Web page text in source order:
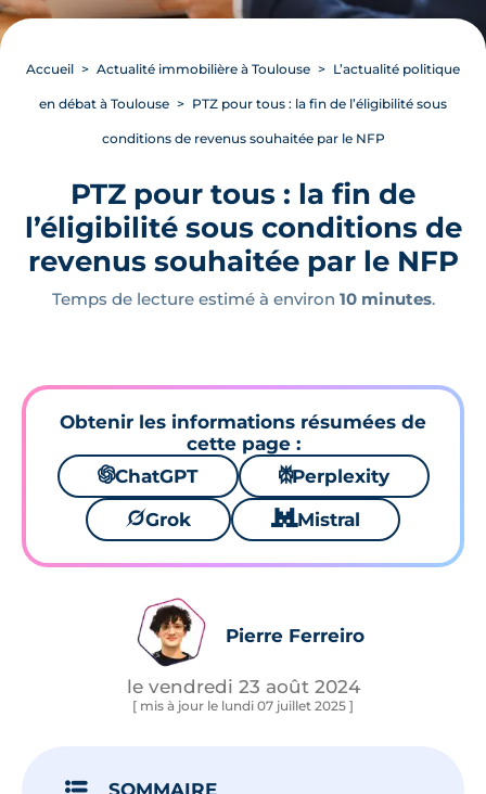
Accueil Actualité immobilière à Toulouse L’actualité politique
en débat à Toulouse PTZ pour tous : la fin de l’éligibilité sous
conditions de revenus souhaitée par le NFP
PTZ pour tous : la fin de
l’éligibilité sous conditions de
revenus souhaitée par le NFP
Temps de lecture estimé à environ 10 minutes.
Obtenir les informations résumées de
cette page :
🌌ChatGPT ⚙Perplexity
🪐Grok 🐱 Mistral
Pierre Ferreiro
le vendredi 23 août 2024
[ mis à jour le lundi 07 juillet 2025 ]
SOMMAIRE